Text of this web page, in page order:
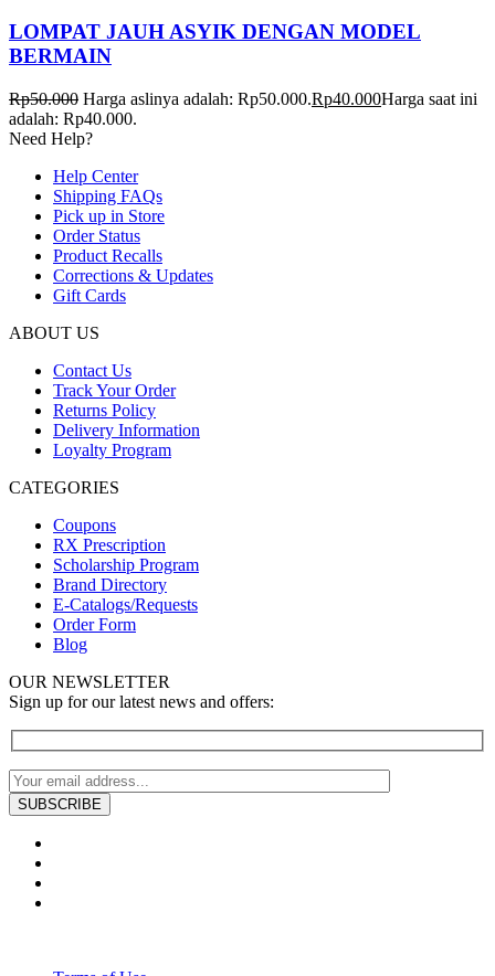
LOMPAT JAUH ASYIK DENGAN MODEL
BERMAIN
Rp50.000 Harga aslinya adalah: Rp50.000.Rp40.000Harga saat ini
adalah: Rp40.000.
Need Help?
Help Center
Shipping FAQs
Pick up in Store
Order Status
Product Recalls
Corrections & Updates
Gift Cards
ABOUT US
Contact Us
Track Your Order
Returns Policy
Delivery Information
Loyalty Program
CATEGORIES
Coupons
RX Prescription
Scholarship Program
Brand Directory
E-Catalogs/Requests
Order Form
Blog
OUR NEWSLETTER
Sign up for our latest news and offers: